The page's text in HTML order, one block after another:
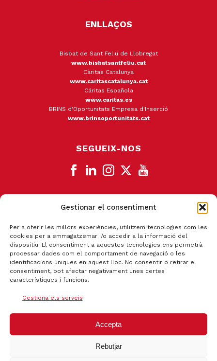
Gestionar el consentiment
Per a oferir les millors experiències, utilitzem tecnologies com les
cookies per a emmagatzemar i/o accedir a la informació del
dispositiu. El consentiment a aquestes tecnologies ens permetrà
processar dades com el comportament de navegació o les
identificacions úniques en aquest lloc. No consentir o retirar el
consentiment, pot afectar negativament unes certes
característiques i funcions.
Gestiona els serveis
Accepta
Rebutjar
ENLLAÇOS
Bisbat de Sant Feliu de Llobregat
www.bisbatsantfeliu.cat
Càritas Catalunya
www.caritascatalunya.cat
Cáritas Española
www.caritas.es
BRINS d'Oportunitats Empresa d'Inserció
www.brinsoportunitats.cat
SEGUEIX-NOS
CANAL DE DENÚNCIA